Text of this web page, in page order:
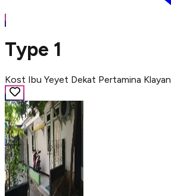
Type 1
Kost Ibu Yeyet Dekat Pertamina Klayan